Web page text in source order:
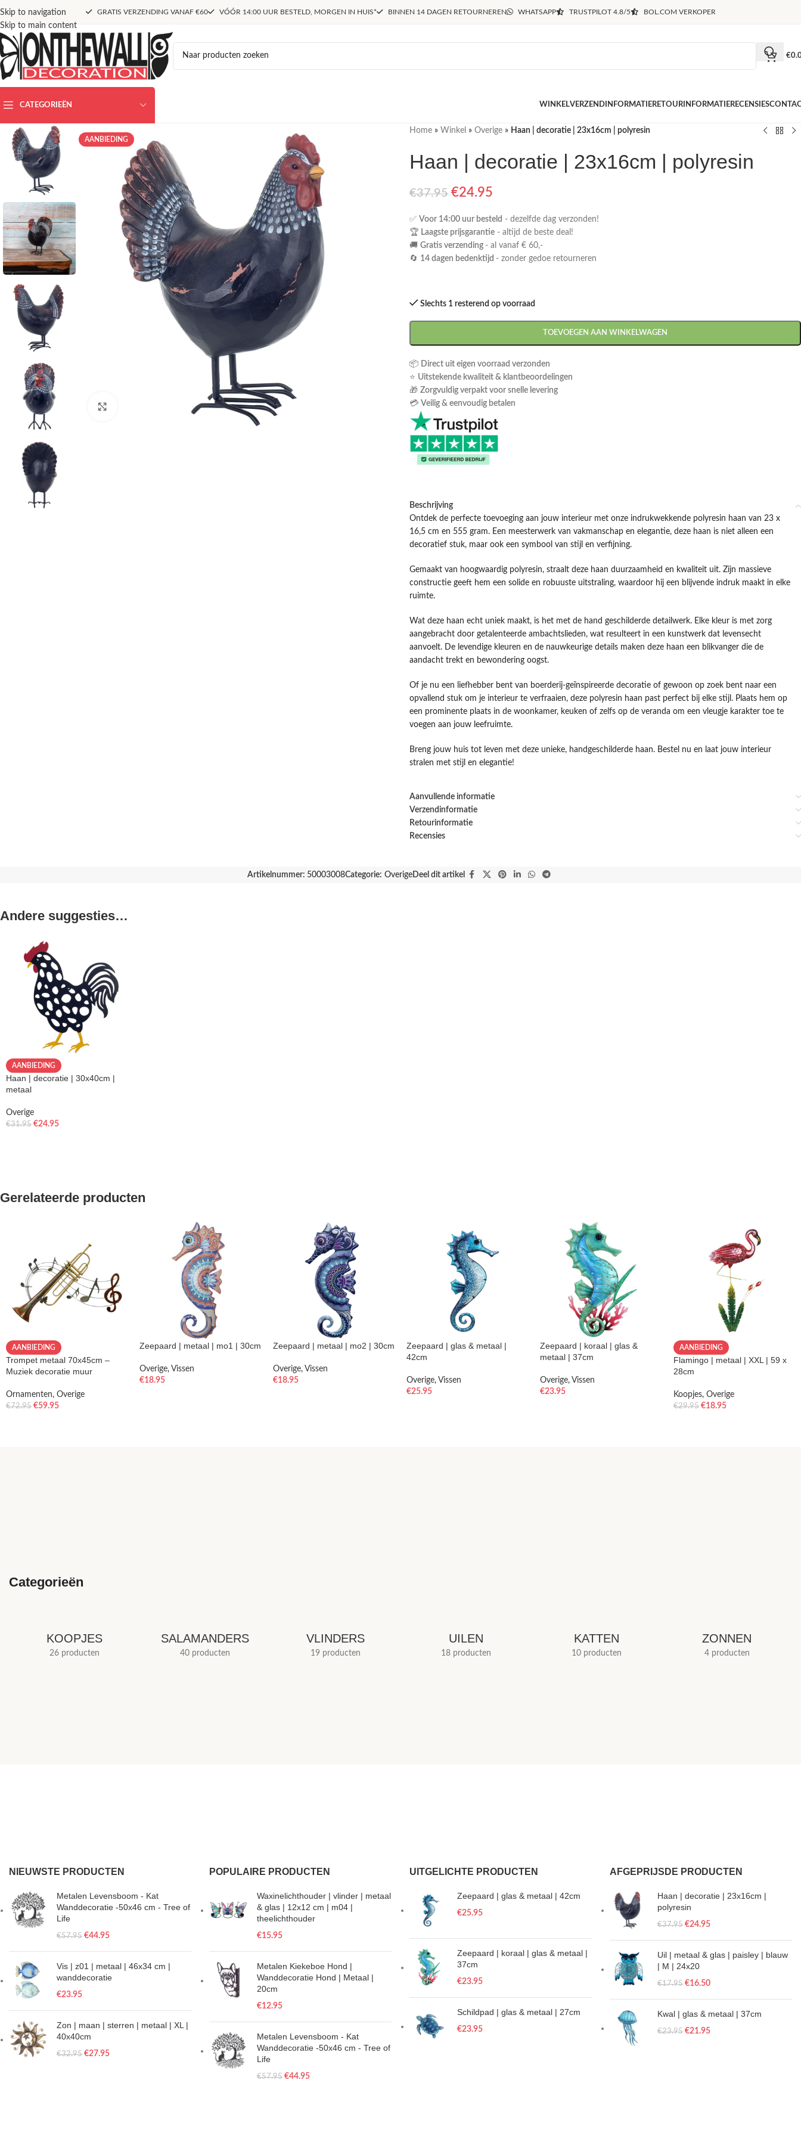
Skip to navigation
Skip to main content
GRATIS VERZENDING VANAF €60 VÓÓR 14:00 UUR BESTELD, MORGEN IN HUIS* BINNEN 14 DAGEN RETOURNEREN WHATSAPP TRUSTPILOT 4.8/5 BOL.COM VERKOPER
€
CATEGORIEËN WINKELVERZENDINFORMATIERETOURINFORMATIERECENSIES
AANBIEDING
Home » Winkel » Overige » Haan | decoratie | 23x16cm | polyresin
Haan | decoratie | 23x16cm | polyresin
€37.95 €24.95
✅ Voor 14:00 uur besteld - dezelfde dag verzonden!
🏆 Laagste prijsgarantie - altijd de beste deal!
🚚 Gratis verzending - al vanaf € 60,-
🔄 14 dagen bedenktijd - zonder gedoe retourneren
Slechts 1 resterend op voorraad
TOEVOEGEN AAN WINKELWAGEN
📦 Direct uit eigen voorraad verzonden
⭐ Uitstekende kwaliteit & klantbeoordelingen
🎁 Zorgvuldig verpakt voor snelle levering
💳 Veilig & eenvoudig betalen
Beschrijving
Ontdek de perfecte toevoeging aan jouw interieur met onze indrukwekkende polyresin haan van 23 x
16,5 cm en 555 gram. Een meesterwerk van vakmanschap en elegantie, deze haan is niet alleen een
decoratief stuk, maar ook een symbool van stijl en verfijning.
Gemaakt van hoogwaardig polyresin, straalt deze haan duurzaamheid en kwaliteit uit. Zijn massieve
constructie geeft hem een solide en robuuste uitstraling, waardoor hij een blijvende indruk maakt in elke
ruimte.
Wat deze haan echt uniek maakt, is het met de hand geschilderde detailwerk. Elke kleur is met zorg
aangebracht door getalenteerde ambachtslieden, wat resulteert in een kunstwerk dat levensecht
aanvoelt. De levendige kleuren en de nauwkeurige details maken deze haan een blikvanger die de
aandacht trekt en bewondering oogst.
Of je nu een liefhebber bent van boerderij-geïnspireerde decoratie of gewoon op zoek bent naar een
opvallend stuk om je interieur te verfraaien, deze polyresin haan past perfect bij elke stijl. Plaats hem op
een prominente plaats in de woonkamer, keuken of zelfs op de veranda om een vleugje karakter toe te
voegen aan jouw leefruimte.
Breng jouw huis tot leven met deze unieke, handgeschilderde haan. Bestel nu en laat jouw interieur
stralen met stijl en elegantie!
Aanvullende informatie
Verzendinformatie
Retourinformatie
Recensies
Artikelnummer: 50003008Categorie: OverigeDeel dit artikel
Andere suggesties…
AANBIEDING
Haan | decoratie | 30x40cm |
metaal
Overige
€31.95 €24.95
Gerelateerde producten
AANBIEDING
Trompet metaal 70x45cm –
Muziek decoratie muur
Ornamenten, Overige
€72.95 €59.95
Zeepaard | metaal | mo1 | 30cm
Overige, Vissen
€18.95
Zeepaard | metaal | mo2 | 30cm
Overige, Vissen
€18.95
Zeepaard | glas & metaal |
42cm
Overige, Vissen
€25.95
Zeepaard | koraal | glas &
metaal | 37cm
Overige, Vissen
€23.95
AANBIEDING
Flamingo | metaal | XXL | 59 x
28cm
Koopjes, Overige
€29.95 €18.95
Categorieën
KOOPJES
26 producten
SALAMANDERS
40 producten
VLINDERS
19 producten
UILEN
18 producten
KATTEN
10 producten
ZONNEN
4 producten
NIEUWSTE PRODUCTEN
Metalen Levensboom - Kat
Wanddecoratie -50x46 cm - Tree of
Life
€57.95 €44.95
Vis | z01 | metaal | 46x34 cm |
wanddecoratie
€23.95
Zon | maan | sterren | metaal | XL |
40x40cm
€32.95 €27.95
POPULAIRE PRODUCTEN
Waxinelichthouder | vlinder | metaal
& glas | 12x12 cm | m04 |
theelichthouder
€15.95
Metalen Kiekeboe Hond |
Wanddecoratie Hond | Metaal |
20cm
€12.95
Metalen Levensboom - Kat
Wanddecoratie -50x46 cm - Tree of
Life
€57.95 €44.95
UITGELICHTE PRODUCTEN
Zeepaard | glas & metaal | 42cm
€25.95
Zeepaard | koraal | glas & metaal |
37cm
€23.95
Schildpad | glas & metaal | 27cm
€23.95
AFGEPRIJSDE PRODUCTEN
Haan | decoratie | 23x16cm |
polyresin
€37.95 €24.95
Uil | metaal & glas | paisley | blauw
| M | 24x20
€17.95 €16.50
Kwal | glas & metaal | 37cm
€23.95 €21.95